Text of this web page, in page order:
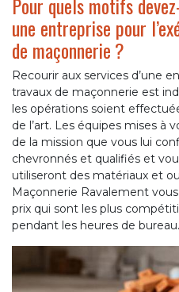
une entreprise pour
de maçonnerie ?
Recourir aux services d’une
travaux de maçonnerie est
les opérations soient
de l’art. Les équipes mises à
de la mission que vous lui
chevronnés et qualifiés et
utiliseront des matériaux et
Maçonnerie Ravalement
prix qui sont les plus
pendant les heures de bureau.